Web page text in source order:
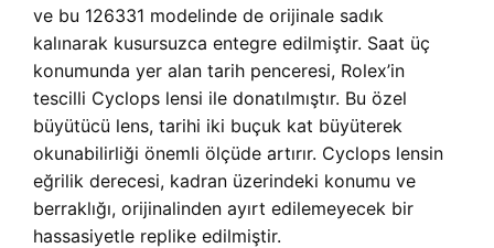
ve bu 126331 modelinde de orijinale sadık
kalınarak kusursuzca entegre edilmiştir. Saat üç
konumunda yer alan tarih penceresi, Rolex’in
tescilli Cyclops lensi ile donatılmıştır. Bu özel
büyütücü lens, tarihi iki buçuk kat büyüterek
okunabilirliği önemli ölçüde artırır. Cyclops lensin
eğrilik derecesi, kadran üzerindeki konumu ve
berraklığı, orijinalinden ayırt edilemeyecek bir
hassasiyetle replike edilmiştir.